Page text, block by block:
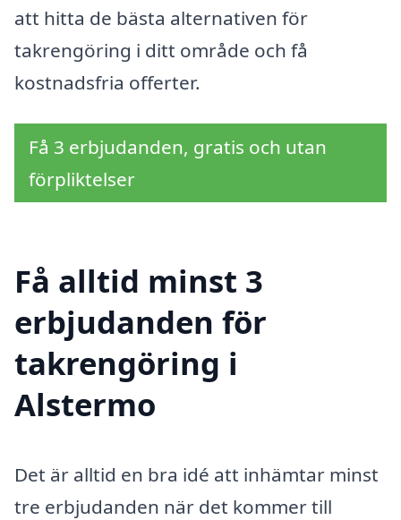
att hitta de bästa alternativen för
takrengöring i ditt område och få
kostnadsfria offerter.
Få 3 erbjudanden, gratis och utan
förpliktelser
Få alltid minst 3
erbjudanden för
takrengöring i
Alstermo
Det är alltid en bra idé att inhämtar minst
tre erbjudanden när det kommer till